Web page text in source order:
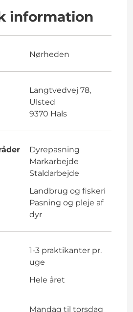
information
Nørheden
Langtvedvej 78,
Ulsted
9370 Hals
Dyrepasning
Markarbejde
Staldarbejde
Landbrug og fiskeri
Pasning og pleje af
dyr
1-3 praktikanter pr.
uge
Hele året
Mandag til torsdag